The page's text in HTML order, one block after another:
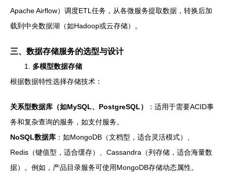
Apache Airflow）调度ETL任务，从各微服务提取数据，转换后加
载到中央数据湖（如Hadoop或云存储）。
三、数据存储服务的选型与设计
1. 多模型数据存储
根据数据特性选择存储技术：
关系型数据库（如MySQL、PostgreSQL）
：适用于需要ACID事
务和复杂查询的服务，如支付服务。
NoSQL数据库 ：如MongoDB（文档型，适合灵活模式）、
Redis（键值型，适合缓存）、Cassandra（列存储，适合海量数
据）。例如，产品目录服务可使用MongoDB存储动态属性。